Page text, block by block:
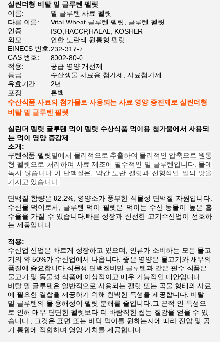
실린더형 비탈 밀 글루텐 펠릿
이름:
밀 글루텐 사료 펠릿
다른 이름:
Vital Wheat 글루텐 펠릿, 글루텐 펠릿
인증:
ISO,HACCP,HALAL, KOSHER
외모:
연한 노란색 원통형 펠릿
EINECS 번호:232-317-7
CAS 번호:
8002-80-0
적용:
공급 영양 개선제
등급:
수산생물 사료용 첨가제, 사료첨가제
유효기간:
2년
포장:
톤백
수산식품 사료의 첨가물로 사용되는 사료 영양 증진제로 실린더형
비탈 밀 글루텐 필렛
실린더 펠릿 글루텐 먹이 펠릿 수산식품 먹이용 첨가물에서 사용되
는 먹이 영양 증강제
소개:
구텐식품 펠릿밀에서 물리적으로 추출하여 물리적인 압축으로 원통
형 펠릿으로 처리하여 사료 제조에 필수적인 밀 글루텐입니다. 물에
녹지 않습니다.이 단백질은, 약간 노란 펠릿과 전형적인 밀의 맛을
가지고 있습니다.
단백질 함량은 82.2%, 영양소가 풍부한 식물성 단백질 자원입니다.
수산물 먹이로서, 글루텐 먹이 필렛은 먹이는 수산 동물이 높은 흡
수율을 가질 수 있습니다.빠른 성장과 신선한 고기수산업이 선호하
는 제품입니다.
적용:
수산업 산업은 빠르게 성장하고 있으며, 인류가 소비하는 모든 물고
기의 약 50%가 수산업에서 나옵니다. 좋은 영양은 물고기와 새우의
품질에 중요합니다.식물성 단백질비밀 글루텐과 같은 필수 식품은
물고기 및 동물성 식품에 이상적이고 매우 기능적인 대안입니다.
비탈 밀 글루텐은 일반적으로 사용되는 펠릿 또는 곡물 형태의 사료
에 필요한 결합을 제공하기 위해 완벽한 특성을 제공합니다. 비탈
밀 글루텐의 물 용해성이 펠릿 분해를 줄입니다.그 끈적 인 특성으
로 인해 매우 단단한 펠렛보다 더 바람직한 씹는 질감을 얻을 수 있
습니다.; 그것은 표면 또는 바닥 먹이를 원하는지에 따라 진압 및 공
기 통합에 적합하며 영양 가치를 제공합니다.